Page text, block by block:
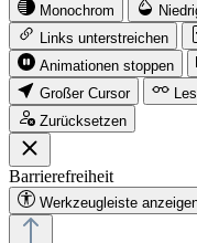
Monochrom
Links unterstreichen
Animationen stoppen
Großer Cursor
Zurücksetzen
Barrierefreiheit
Werkzeugleiste